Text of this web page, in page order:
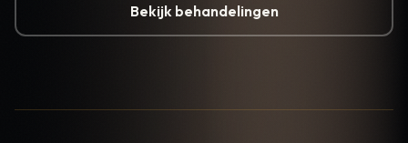
Bekijk behandelingen